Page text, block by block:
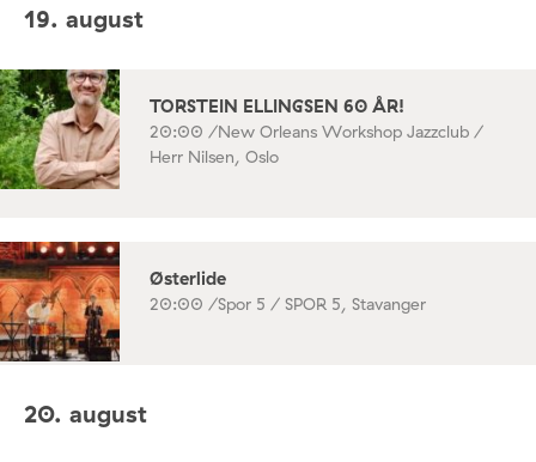
19. august
TORSTEIN ELLINGSEN 60 ÅR!
20:00 /New Orleans Workshop Jazzclub /
Herr Nilsen, Oslo
Østerlide
20:00 /Spor 5 / SPOR 5, Stavanger
20. august